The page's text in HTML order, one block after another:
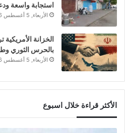
استجابة واسعة
الأربعاء, 5 أغسطس 2026 - 7:30 م
الخزانة
بالحرس الثوري
الأربعاء, 5 أغسطس 2026 - 7:23 م
الأكثر قراءة خلال اسبوع